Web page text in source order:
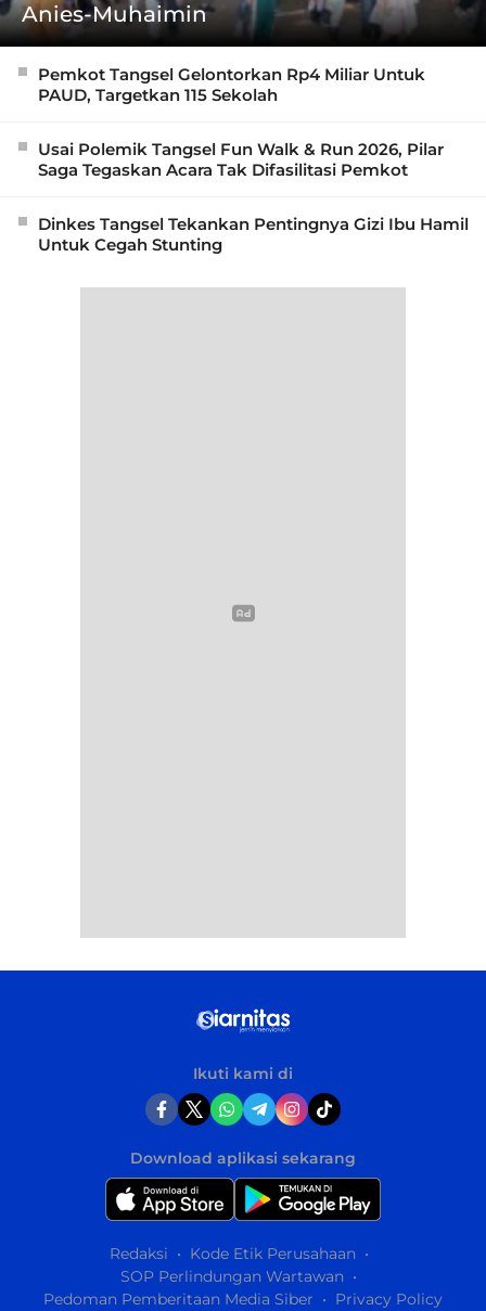
Anies-Muhaimin
Pemkot Tangsel Gelontorkan Rp4 Miliar Untuk
PAUD, Targetkan 115 Sekolah
Usai Polemik Tangsel Fun Walk & Run 2026, Pilar
Saga Tegaskan Acara Tak Difasilitasi Pemkot
Dinkes Tangsel Tekankan Pentingnya Gizi Ibu Hamil
Untuk Cegah Stunting
Ikuti kami di
Download aplikasi sekarang
Redaksi
Kode Etik Perusahaan
SOP Perlindungan Wartawan
Pedoman Pemberitaan Media Siber
Privacy Policy